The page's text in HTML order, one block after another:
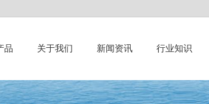
品 关于我们 新闻资讯 行业知识